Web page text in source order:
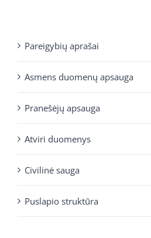
Pareigybių aprašai
Asmens duomenų apsauga
Pranešėjų apsauga
Atviri duomenys
Civilinė sauga
Puslapio struktūra